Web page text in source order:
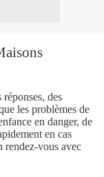
des
les problèmes de
en danger, de
en cas
rendez-vous avec